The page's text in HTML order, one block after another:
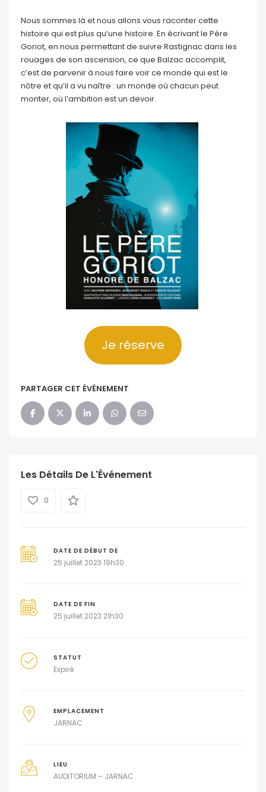
Nous sommes là et nous allons vous raconter cette
histoire qui est plus qu’une histoire. En écrivant le Père
Goriot, en nous permettant de suivre Rastignac dans les
rouages de son ascension, ce que Balzac accomplit,
c’est de parvenir à nous faire voir ce monde qui est le
nôtre et qu’il a vu naître : un monde où chacun peut
monter, où l’ambition est un devoir.
Je réserve
PARTAGER CET ÉVÉNEMENT
Les Détails De L'Événement
0
DATE DE DÉBUT DE
25 juillet 2023 19h30
DATE DE FIN
25 juillet 2023 21h30
STATUT
Expiré
EMPLACEMENT
JARNAC
LIEU
AUDITORIUM – JARNAC